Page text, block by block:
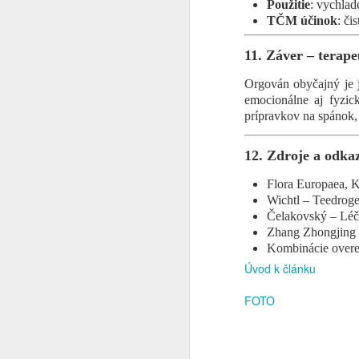
Použitie:
TČM účinok:
11. Záver –
Orgován obyčajný je
emocionálne aj
prípravkov na
12. Zdroje a
Flora Europaea,
Wichtl –
Čelakovský –
Zhang Zhongjing
Kombinácie
Úvod k článku
FOTO
5.
z
Poradenstvo
Rezervácia na 1 hodinovú
👋 Napísať na info@herbora.sk
Poradenská činnosť v oblasti